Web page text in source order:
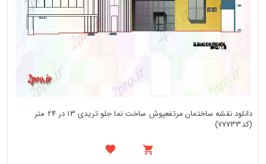
دانلود نقشه ساختمان مرتفعپوش ساخت نما جلو تریدی 13 در 24 متر
(کد77733)